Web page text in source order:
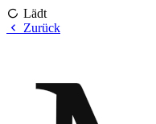
Lädt
Zurück